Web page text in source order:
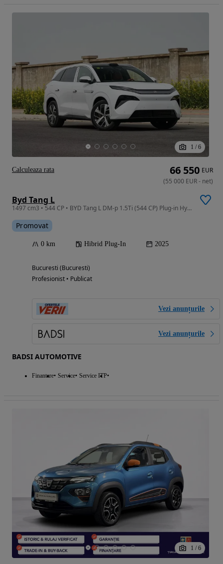
1 / 6
Byd Tang L
1497 cm3 • 544 CP • BYD Tang L DM-p 1.5Ti (544 CP) Plug-in Hybrid 4WD E-CVT
Promovat
0 km Hibrid Plug-In 2025
Bucuresti (Bucuresti)
Profesionist • Publicat
Vezi anunțurile
Vezi anunțurile
BADSI AUTOMOTIVE
Finantare Service Service ITP
66 550 EUR
(55 000 EUR- net)
Calculeaza rata
1 / 6